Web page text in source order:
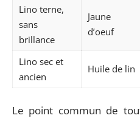
Lino terne,
sans
brillance
Jaune
d’oeuf
Lino sec et
ancien
Huile de lin
Le point commun de